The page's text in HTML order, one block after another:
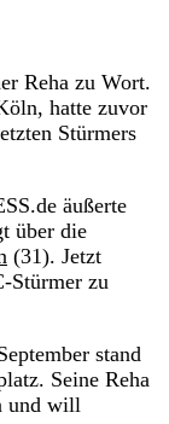
Reha zu Wort.
hatte zuvor
Stürmers
äußerte
über die
(31). Jetzt
Stürmer zu
stand
Seine Reha
und will